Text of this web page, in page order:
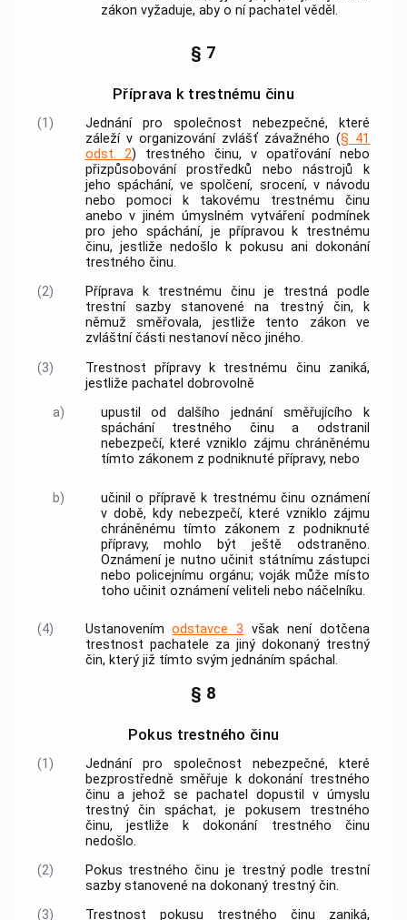
zákon vyžaduje, aby o ní pachatel věděl.
§ 7
Příprava k trestnému činu
(1)
Jednání pro společnost nebezpečné, které
záleží v organizování zvlášť závažného (§ 41
odst. 2) trestného činu, v opatřování nebo
přizpůsobování prostředků nebo nástrojů k
jeho spáchání, ve spolčení, srocení, v návodu
nebo pomoci k takovému trestnému činu
anebo v jiném úmyslném vytváření podmínek
pro jeho spáchání, je přípravou k trestnému
činu, jestliže nedošlo k pokusu ani dokonání
trestného činu.
(2)
Příprava k trestnému činu je trestná podle
trestní sazby stanovené na trestný čin, k
němuž směřovala, jestliže tento zákon ve
zvláštní části nestanoví něco jiného.
(3)
Trestnost přípravy k trestnému činu zaniká,
jestliže pachatel dobrovolně
a)
upustil od dalšího jednání směřujícího k
spáchání trestného činu a odstranil
nebezpečí, které vzniklo zájmu chráněnému
tímto zákonem z podniknuté přípravy, nebo
b) učinil o přípravě k trestnému činu oznámení
v době, kdy nebezpečí, které vzniklo zájmu
chráněnému tímto zákonem z podniknuté
přípravy, mohlo být ještě odstraněno.
Oznámení je nutno učinit státnímu zástupci
nebo policejnímu orgánu; voják může místo
toho učinit oznámení veliteli nebo náčelníku.
(4) Ustanovenímodstavce 3 však není dotčena
trestnost pachatele za jiný dokonaný trestný
čin, který již tímto svým jednáním spáchal.
§ 8
Pokus trestného činu
(1)
Jednání pro společnost nebezpečné, které
bezprostředně směřuje k dokonání trestného
činu a jehož se pachatel dopustil v úmyslu
trestný čin spáchat, je pokusem trestného
činu, jestliže k dokonání trestného činu
nedošlo.
(2)
Pokus trestného činu je trestný podle trestní
sazby stanovené na dokonaný trestný čin.
(3)
Trestnost pokusu trestného činu zaniká,